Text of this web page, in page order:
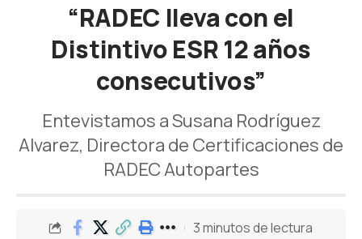
“RADEC lleva con el
Distintivo ESR 12 años
consecutivos”
Entevistamos a Susana Rodríguez
Alvarez, Directora de Certificaciones de
RADEC Autopartes
3 minutos de lectura